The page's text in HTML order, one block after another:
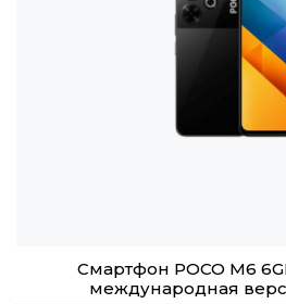
Смартфон POCO M6
международная